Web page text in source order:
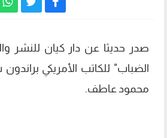
صدر حديثا عن دار كيان للنشر
الضباب" للكاتب الأمريكي
محمود عاطف.